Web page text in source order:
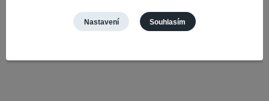
Nastavení Souhlasím